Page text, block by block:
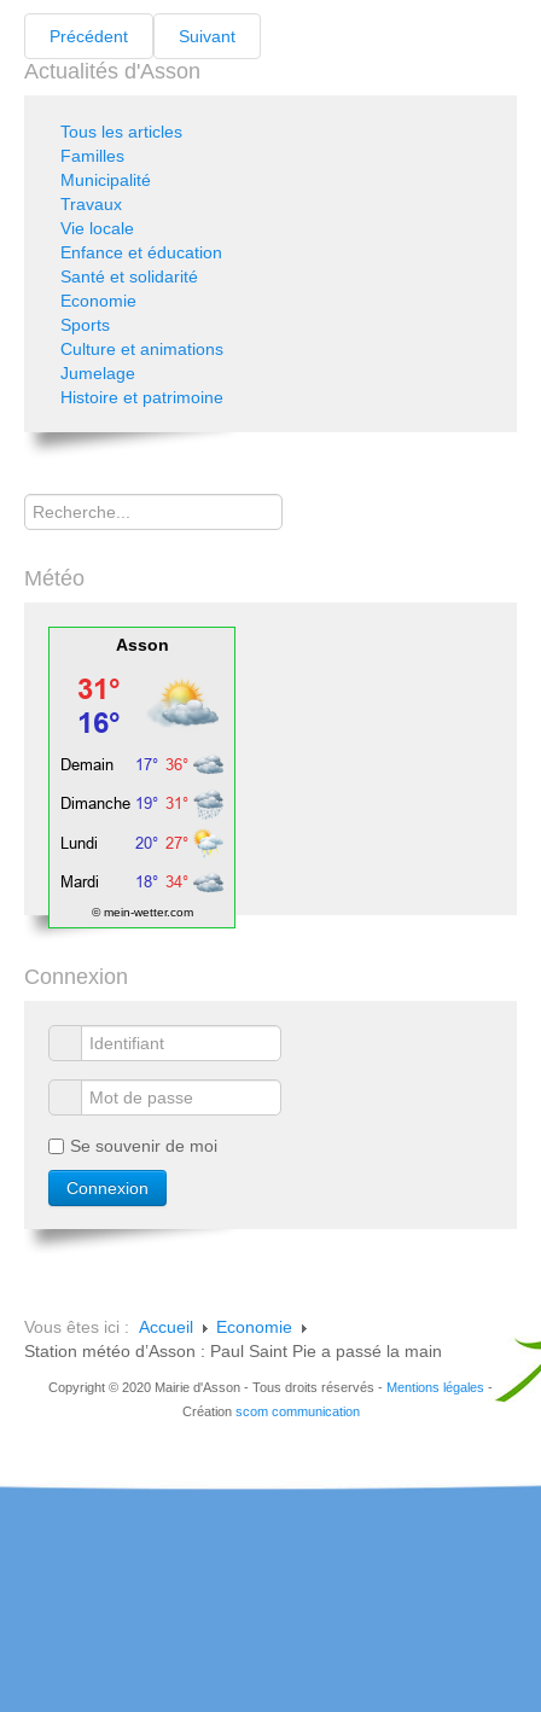
Précédent Suivant
Actualités d'Asson
Tous les articles
Familles
Municipalité
Travaux
Vie locale
Enfance et éducation
Santé et solidarité
Economie
Sports
Culture et animations
Jumelage
Histoire et patrimoine
Rechercher
Météo
Asson
© mein-wetter.com
Connexion
Se souvenir de moi
Vous êtes ici : Accueil
Economie
Station météo d’Asson : Paul Saint Pie a passé la main
Copyright © 2020 Mairie d'Asson - Tous droits réservés - Mentions légales -
Création scom communication